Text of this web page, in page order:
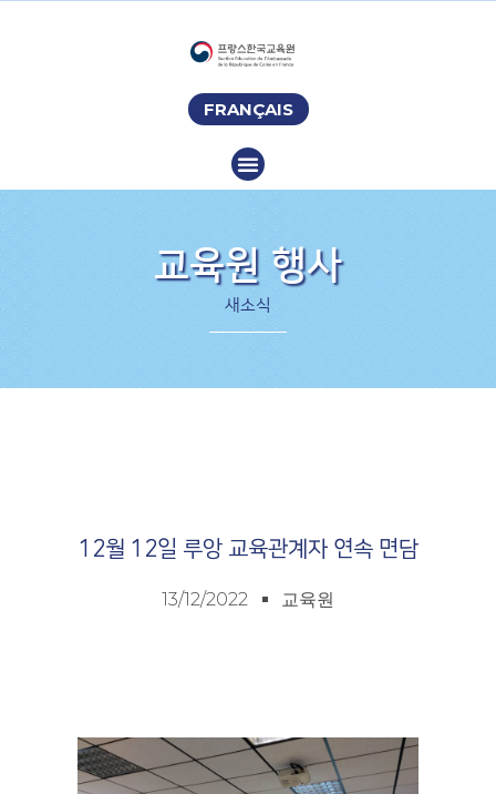
FRANÇAIS
교육원 행사
새소식
12월 12일 루앙 교육관계자 연속 면담
13/12/2022 교육원